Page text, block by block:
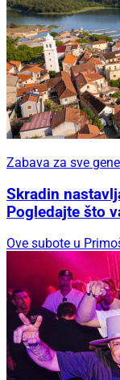
Zabava za sve
Skradin
Pogledajte što
Ove subote u